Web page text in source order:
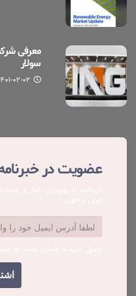
معرفی
سولار
۱۴۰۱-۰۲-
عضویت در